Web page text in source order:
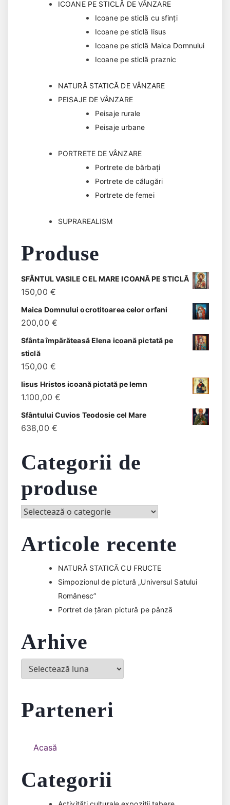
ICOANE PE STICLĂ DE VÂNZARE
Icoane pe sticlă cu sfinți
Icoane pe sticlă Iisus
Icoane pe sticlă Maica Domnului
Icoane pe sticlă praznic
NATURĂ STATICĂ DE VÂNZARE
PEISAJE DE VÂNZARE
Peisaje rurale
Peisaje urbane
PORTRETE DE VÂNZARE
Portrete de bărbaţi
Portrete de călugări
Portrete de femei
SUPRAREALISM
Produse
SFÂNTUL VASILE CEL MARE ICOANĂ PE STICLĂ
150,00 €
Maica Domnului ocrotitoarea celor orfani
200,00 €
Sfânta împărăteasă Elena icoană pictată pe
sticlă
150,00 €
Iisus Hristos icoană pictată pe lemn
1.100,00 €
Sfântului Cuvios Teodosie cel Mare
638,00 €
Categorii de
produse
Articole recente
NATURĂ STATICĂ CU FRUCTE
Simpozionul de pictură „Universul Satului
Românesc”
Portret de țăran pictură pe pânză
Arhive
Arhive
Parteneri
Acasă
Categorii